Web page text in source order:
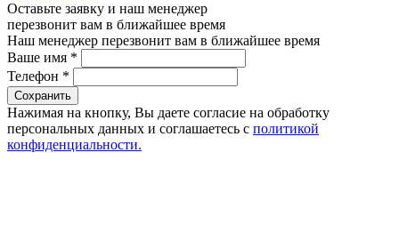
Оставьте заявку и наш менеджер
перезвонит вам в ближайшее время
Наш менеджер перезвонит вам в ближайшее время
Ваше имя *
Телефон *
Сохранить
Нажимая на кнопку, Вы даете согласие на обработку
персональных данных и соглашаетесь с политикой
конфиденциальности.